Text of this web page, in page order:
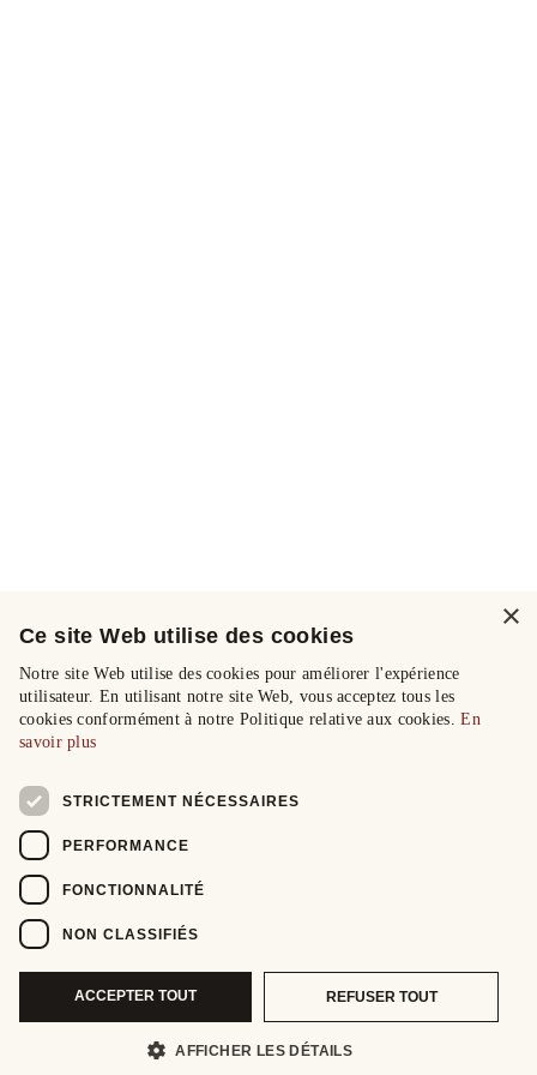
×
Ce site Web utilise des cookies
Notre site Web utilise des cookies pour améliorer l'expérience
utilisateur. En utilisant notre site Web, vous acceptez tous les
cookies conformément à notre Politique relative aux cookies.En
savoir plus
STRICTEMENT NÉCESSAIRES
PERFORMANCE
FONCTIONNALITÉ
NON CLASSIFIÉS
ACCEPTER TOUT REFUSER TOUT
AFFICHER LES DÉTAILS